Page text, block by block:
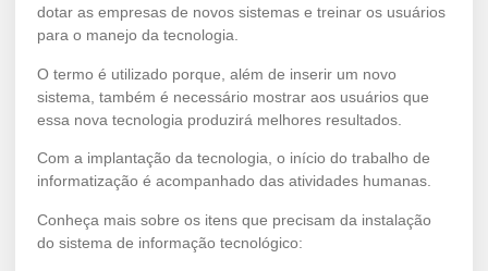
dotar as empresas de novos sistemas e treinar os usuários
para o manejo da tecnologia.
O termo é utilizado porque, além de inserir um novo
sistema, também é necessário mostrar aos usuários que
essa nova tecnologia produzirá melhores resultados.
Com a implantação da tecnologia, o início do trabalho de
informatização é acompanhado das atividades humanas.
Conheça mais sobre os itens que precisam da instalação
do sistema de informação tecnológico: